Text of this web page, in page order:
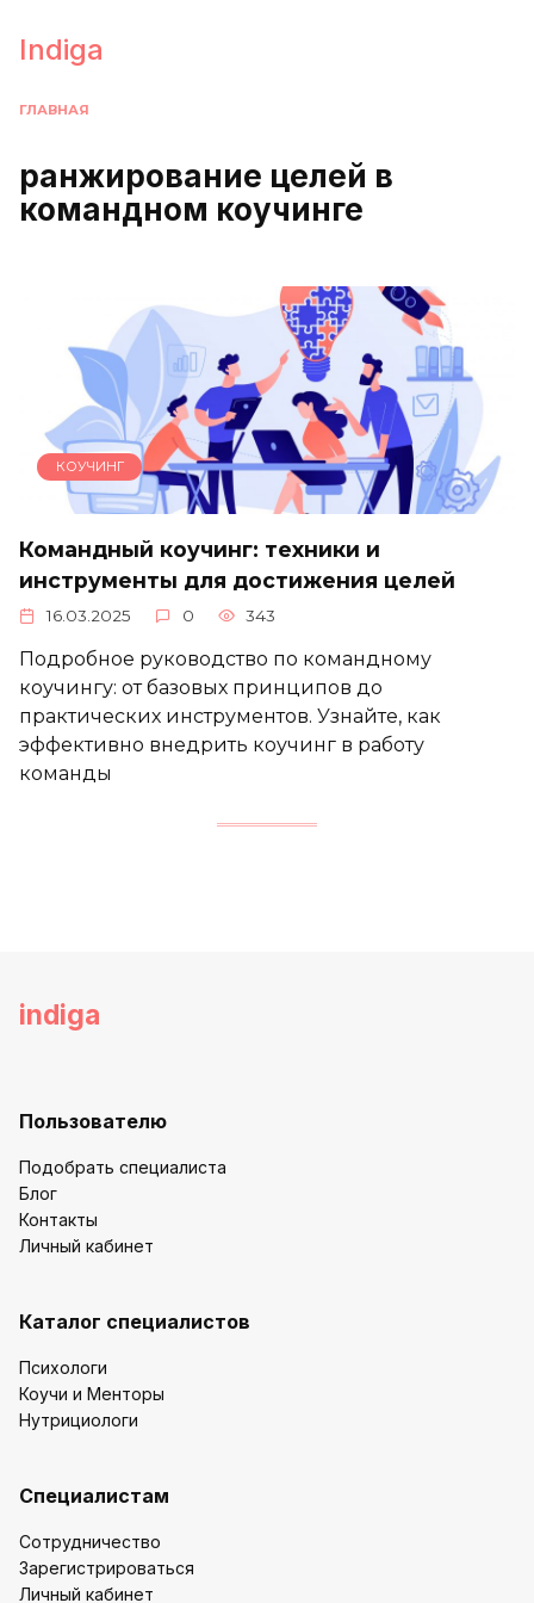
содержанию
Indiga
ГЛАВНАЯ
ранжирование целей в
командном коучинге
КОУЧИНГ
Командный коучинг: техники и
инструменты для достижения целей
16.03.2025 0 343
Подробное руководство по командному
коучингу: от базовых принципов до
практических инструментов. Узнайте, как
эффективно внедрить коучинг в работу
команды
indiga
Пользователю
Подобрать специалиста
Блог
Контакты
Личный кабинет
Каталог специалистов
Психологи
Коучи и Менторы
Нутрициологи
Специалистам
Сотрудничество
Зарегистрироваться
Личный кабинет